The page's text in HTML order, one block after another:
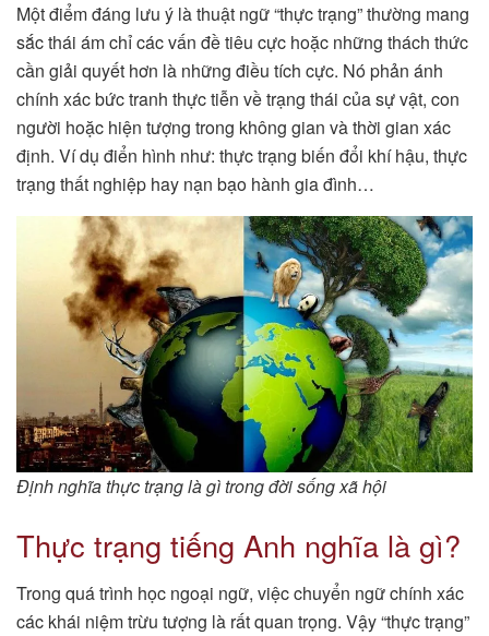
Một điểm đáng lưu ý là thuật ngữ “thực trạng” thường mang
sắc thái ám chỉ các vấn đề tiêu cực hoặc những thách thức
cần giải quyết hơn là những điều tích cực. Nó phản ánh
chính xác bức tranh thực tiễn về trạng thái của sự vật, con
người hoặc hiện tượng trong không gian và thời gian xác
định. Ví dụ điển hình như: thực trạng biến đổi khí hậu, thực
trạng thất nghiệp hay nạn bạo hành gia đình…
Định nghĩa thực trạng là gì trong đời sống xã hội
Thực trạng tiếng Anh nghĩa là gì?
Trong quá trình học ngoại ngữ, việc chuyển ngữ chính xác
các khái niệm trừu tượng là rất quan trọng. Vậy “thực trạng”